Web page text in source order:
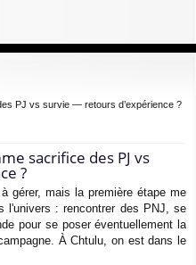
PJ vs survie — retours d’expérience ?
sacrifice des PJ vs
?
gérer, mais la première étape me
l'univers : rencontrer des PNJ, se
pour se poser éventuellement la
À Chtulu, on est dans le